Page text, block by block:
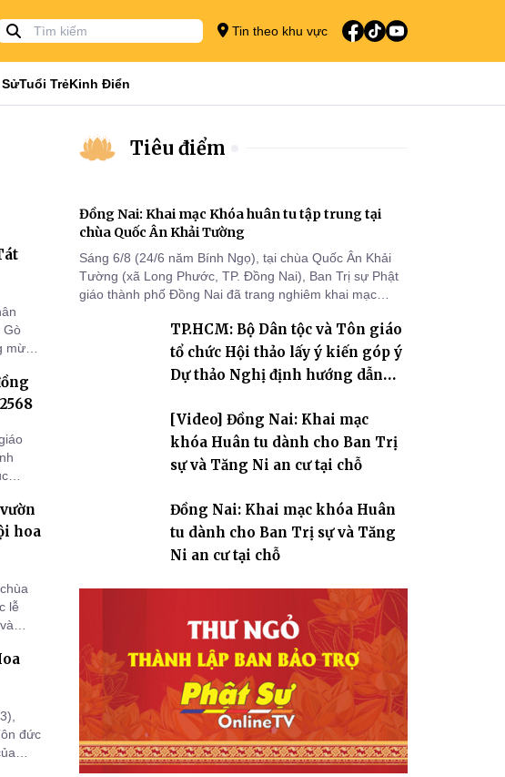
Tin theo khu vực
Tuổi TrẻKinh Điển
Gò
hoa
lễ
đức
Tiêu điểm
Đồng Nai: Khai mạc Khóa huân tu tập trung tại
chùa Quốc Ân Khải Tường
Sáng 6/8 (24/6 năm Bính Ngọ), tại chùa Quốc Ân Khải
Tường (xã Long Phước, TP. Đồng Nai), Ban Trị sự Phật
giáo thành phố Đồng Nai đã trang nghiêm khai mạc
2570 dành cho chư Tăng hành giả an cư tại chỗ khu vực
VII, VIII và trường hạ chùa Quốc Ân Khải Tường.
TP.HCM: Bộ Dân tộc và Tôn giáo
tổ chức Hội thảo lấy ý kiến góp ý
Dự thảo Nghị định hướng dẫn
giáo
[Video] Đồng Nai: Khai mạc
khóa Huân tu dành cho Ban Trị
sự và Tăng Ni an cư tại chỗ
Đồng Nai: Khai mạc khóa Huân
tu dành cho Ban Trị sự và Tăng
Ni an cư tại chỗ